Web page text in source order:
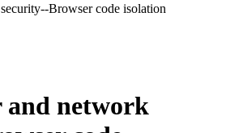
Browser code isolation
and network